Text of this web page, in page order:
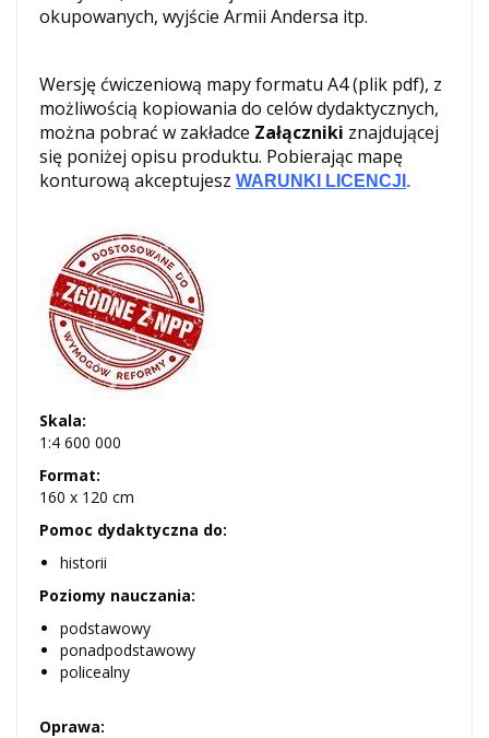
okupowanych, wyjście Armii Andersa itp.
Wersję ćwiczeniową mapy formatu A4 (plik pdf), z
możliwością kopiowania do celów dydaktycznych,
można pobrać w zakładce Załączniki znajdującej
się poniżej opisu produktu. Pobierając mapę
konturową akceptujesz WARUNKI LICENCJI .
Skala:
1:4 600 000
Format:
160 x 120 cm
Pomoc dydaktyczna do:
historii
Poziomy nauczania:
podstawowy
ponadpodstawowy
policealny
Oprawa: